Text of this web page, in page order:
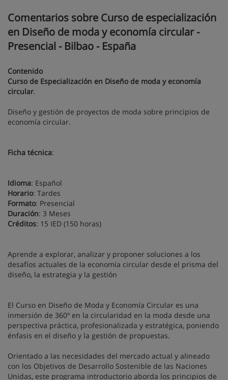
Comentarios sobre Curso de especialización
en Diseño de moda y economía circular -
Presencial - Bilbao - España
Contenido
Curso de Especialización en Diseño de moda y economía
circular.
Diseño y gestión de proyectos de moda sobre principios de
economía circular.
Ficha técnica:
Idioma: Español
Horario: Tardes
Formato: Presencial
Duración: 3 Meses
Créditos: 15 IED (150 horas)
Aprende a explorar, analizar y proponer soluciones a los
desafíos actuales de la economía circular desde el prisma del
diseño, la estrategia y la gestión
El Curso en Diseño de Moda y Economía Circular es una
inmersión de 360º en la circularidad en la moda desde una
perspectiva práctica, profesionalizada y estratégica, poniendo
énfasis en el diseño y la gestión de propuestas.
Orientado a las necesidades del mercado actual y alineado
con los Objetivos de Desarrollo Sostenible de las Naciones
Unidas, este programa introductorio aborda los principios de